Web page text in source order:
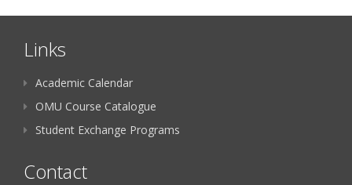
Links
Academic Calendar
OMU Course Catalogue
Student Exchange Programs
Contact